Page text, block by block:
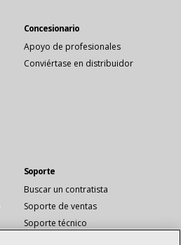
Concesionario
Apoyo de profesionales
Conviértase en distribuidor
Soporte
Buscar un contratista
Soporte de ventas
Soporte técnico